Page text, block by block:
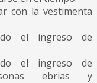
con la vestimenta
el ingreso de
el ingreso de
ebrias y